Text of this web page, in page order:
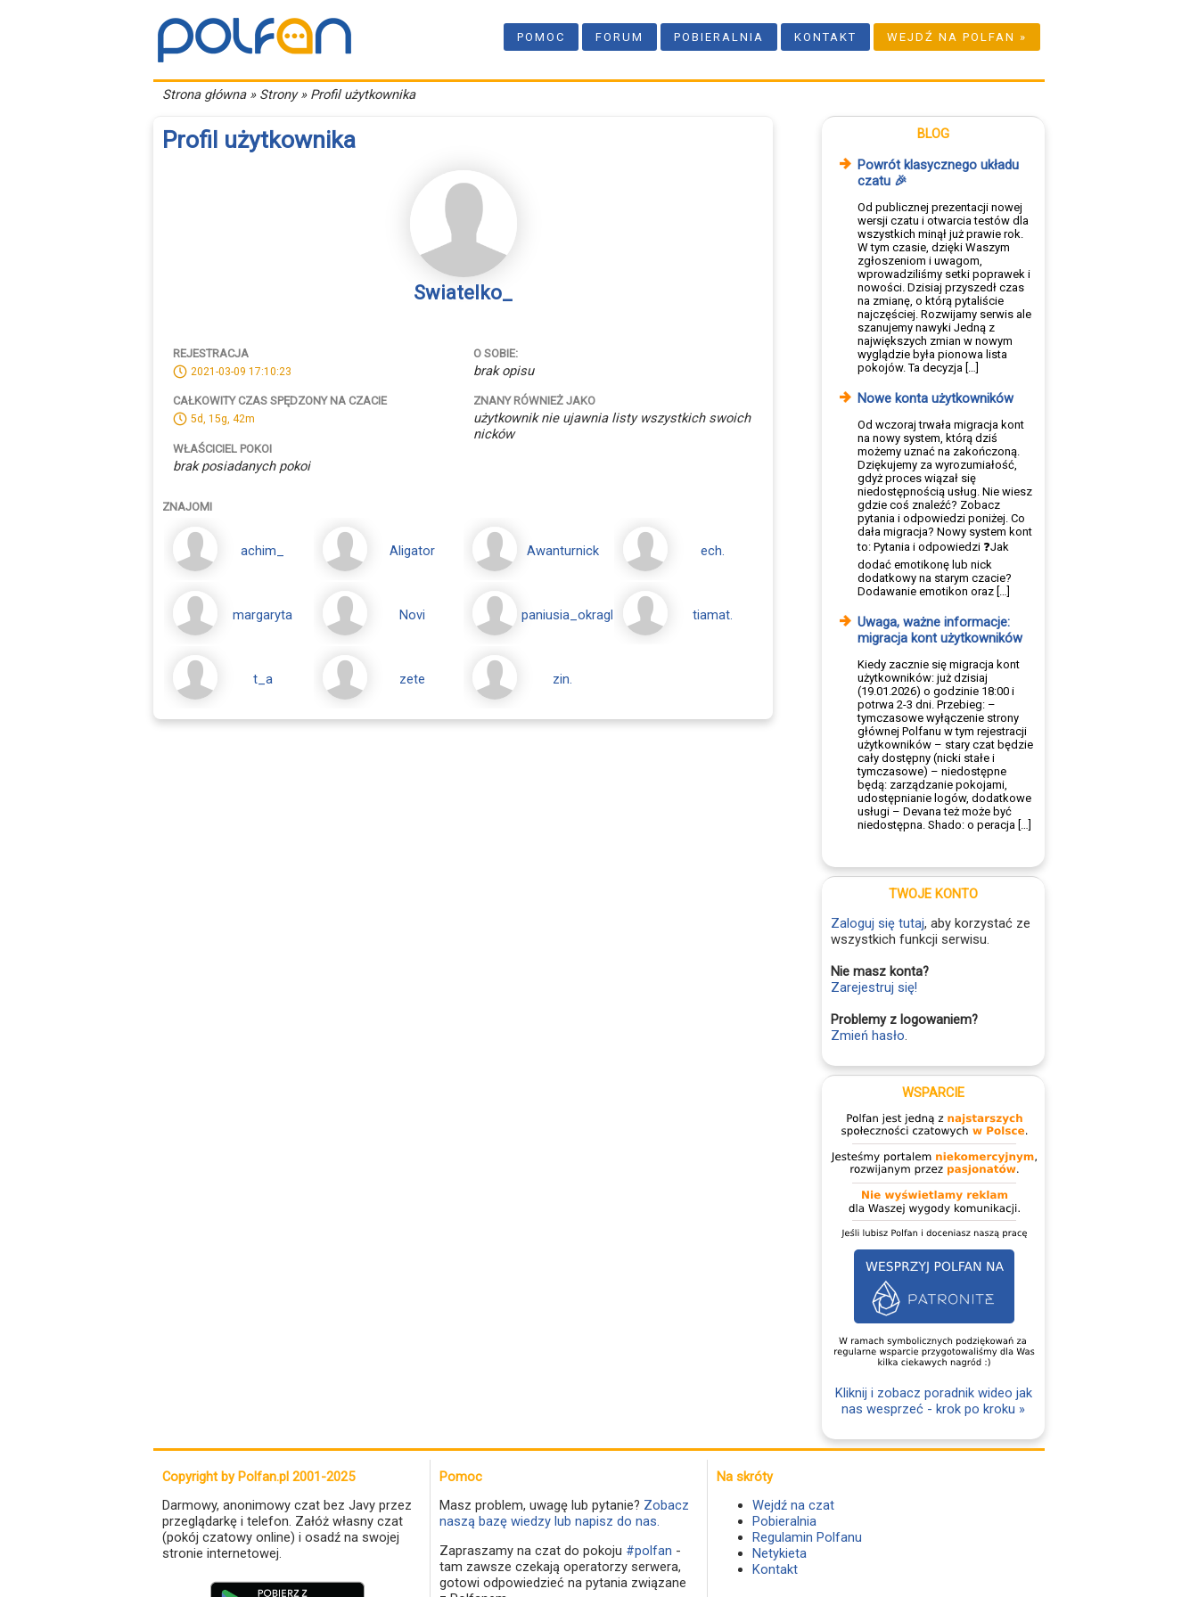
POMOC FORUM POBIERALNIA KONTAKT WEJDŹ NA POLFAN »
Strona główna» Strony » Profil użytkownika
Profil użytkownika
Swiatelko_
REJESTRACJA
2021-03-09 17:10:23
CAŁKOWITY CZAS SPĘDZONY NA CZACIE
5d, 15g, 42m
WŁAŚCICIEL POKOI
brak posiadanych pokoi
O SOBIE:
brak opisu
ZNANY RÓWNIEŻ JAKO
użytkownik nie ujawnia listy wszystkich swoich
nicków
ZNAJOMI
achim_ Aligator Awanturnick ech.
margaryta Novi paniusia_okraglutka76 tiamat.
t_a zete zin.
BLOG
Powrót klasycznego układu
czatu 🎉
Od publicznej prezentacji nowej
wersji czatu i otwarcia testów dla
wszystkich minął już prawie rok.
W tym czasie, dzięki Waszym
zgłoszeniom i uwagom,
wprowadziliśmy setki poprawek i
nowości. Dzisiaj przyszedł czas
na zmianę, o którą pytaliście
najczęściej. Rozwijamy serwis ale
szanujemy nawyki Jedną z
największych zmian w nowym
wyglądzie była pionowa lista
pokojów. Ta decyzja […]
Nowe konta użytkowników
Od wczoraj trwała migracja kont
na nowy system, którą dziś
możemy uznać na zakończoną.
Dziękujemy za wyrozumiałość,
gdyż proces wiązał się
niedostępnością usług. Nie wiesz
gdzie coś znaleźć? Zobacz
pytania i odpowiedzi poniżej. Co
dała migracja? Nowy system kont
to: Pytania i odpowiedzi ❓Jak
dodać emotikonę lub nick
dodatkowy na starym czacie?
Dodawanie emotikon oraz […]
Uwaga, ważne informacje:
migracja kont użytkowników
Kiedy zacznie się migracja kont
użytkowników: już dzisiaj
(19.01.2026) o godzinie 18:00 i
potrwa 2-3 dni. Przebieg: –
tymczasowe wyłączenie strony
głównej Polfanu w tym rejestracji
użytkowników – stary czat będzie
cały dostępny (nicki stałe i
tymczasowe) – niedostępne
będą: zarządzanie pokojami,
udostępnianie logów, dodatkowe
usługi – Devana też może być
niedostępna. Shado: o peracja […]
TWOJE KONTO
Zaloguj się tutaj, aby korzystać ze
wszystkich funkcji serwisu.
Nie masz konta?
Zarejestruj się!
Problemy z logowaniem?
Zmień hasło.
WSPARCIE
Kliknij i zobacz poradnik wideo jak
nas wesprzeć - krok po kroku »
Copyright by Polfan.pl 2001-2025
Darmowy, anonimowy czat bez Javy przez
przeglądarkę i telefon. Załóż własny czat
(pokój czatowy online) i osadź na swojej
stronie internetowej.
Pomoc
Masz problem, uwagę lub pytanie? Zobacz
naszą bazę wiedzy lub napisz do nas.
Zapraszamy na czat do pokoju #polfan -
tam zawsze czekają operatorzy serwera,
gotowi odpowiedzieć na pytania związane
Na skróty
Wejdź na czat
Pobieralnia
Regulamin Polfanu
Netykieta
Kontakt